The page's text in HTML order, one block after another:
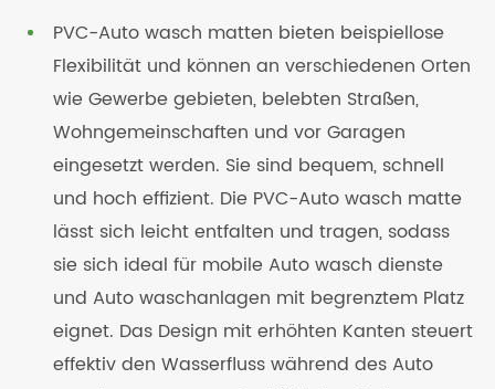
PVC-Auto wasch matten bieten beispiellose
Flexibilität und können an verschiedenen Orten
wie Gewerbe gebieten, belebten Straßen,
Wohngemeinschaften und vor Garagen
eingesetzt werden. Sie sind bequem, schnell
und hoch effizient. Die PVC-Auto wasch matte
lässt sich leicht entfalten und tragen, sodass
sie sich ideal für mobile Auto wasch dienste
und Auto waschanlagen mit begrenztem Platz
eignet. Das Design mit erhöhten Kanten steuert
effektiv den Wasserfluss während des Auto